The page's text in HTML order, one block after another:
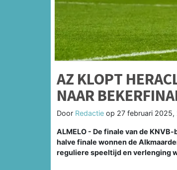
AZ KLOPT
NAAR
Door Redactie op 27 februari 2025,
ALMELO - De finale van de
halve finale wonnen de
reguliere speeltijd en verlenging